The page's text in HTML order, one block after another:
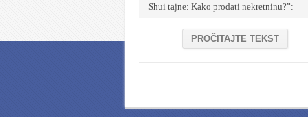
Shui tajne: Kako prodati nekretninu?”:
PROČITAJTE TEKST